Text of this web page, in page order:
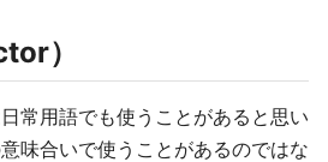
）
常用語でも使うことがあると思い
味合いで使うことがあるのではな